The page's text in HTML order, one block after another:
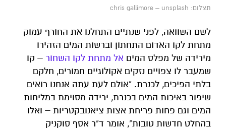
תצלום: chris gallimore – unsplash
לשם השוואה, לפני שנתיים התחלנו את החורף עמוק
מתחת לקו האדום התחתון וברשות המים הזהירו
מירידה של מפלס המים אל מתחת לקו השחור – קו
שמעבר לו צפויים נזקים אקולוגיים חמורים, חלקם
בלתי הפיכים, לכנרת. "אולם לעת עתה אנחנו רואים
שיפור באיכות המים בכנרת, ירידה מסוימת במליחות
המים וגם פחות פריחת אצות ציאנובקטריות – ואלו
בהחלט חדשות טובות", אומר ד"ר אסף סוקניק